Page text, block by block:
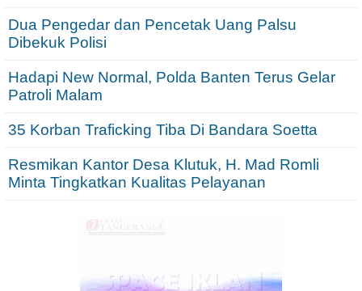
Dua Pengedar dan Pencetak Uang Palsu
Dibekuk Polisi
Hadapi New Normal, Polda Banten Terus Gelar
Patroli Malam
35 Korban Traficking Tiba Di Bandara Soetta
Resmikan Kantor Desa Klutuk, H. Mad Romli
Minta Tingkatkan Kualitas Pelayanan